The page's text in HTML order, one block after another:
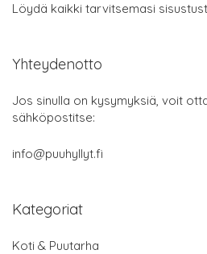
Löydä kaikki tarvitsemasi
Yhteydenotto
Jos sinulla on kysymyksiä, voit
sähköpostitse:
info@puuhyllyt.fi
Kategoriat
Koti & Puutarha